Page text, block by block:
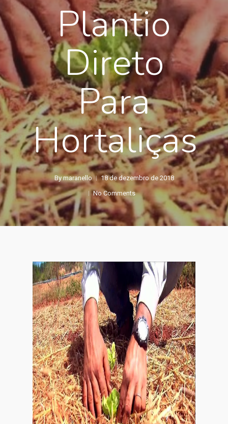
Plantio
Direto
Para
Hortaliças
By maranello
18 de dezembro de 2018
No Comments